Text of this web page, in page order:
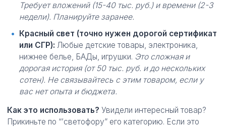
Требует вложений (15-40 тыс. руб.) и времени (2-3
недели). Планируйте заранее.
Красный свет (точно нужен дорогой сертификат
или СГР): Любые детские товары, электроника,
нижнее белье, БАДы, игрушки. Это сложная и
дорогая история (от 50 тыс. руб. и до нескольких
сотен). Не связывайтесь с этим товаром, если у
вас нет опыта и бюджета.
Как это использовать? Увидели интересный товар?
Прикиньте по “’светофору” его категорию. Если это